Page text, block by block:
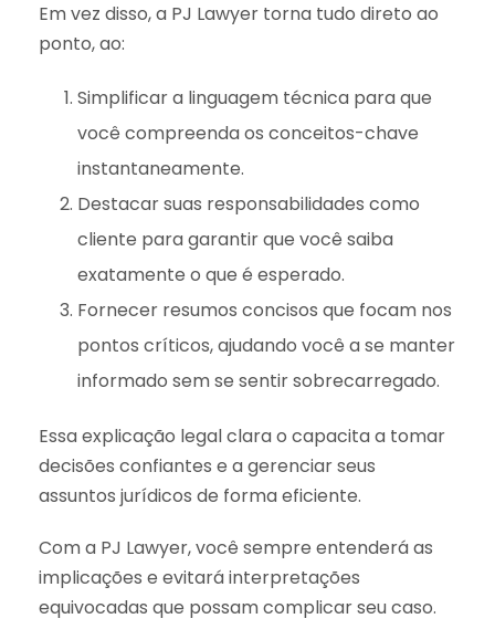
Em vez disso, a PJ Lawyer torna tudo direto ao
ponto, ao:
Simplificar a linguagem técnica para que
você compreenda os conceitos-chave
instantaneamente.
Destacar suas responsabilidades como
cliente para garantir que você saiba
exatamente o que é esperado.
Fornecer resumos concisos que focam nos
pontos críticos, ajudando você a se manter
informado sem se sentir sobrecarregado.
Essa explicação legal clara o capacita a tomar
decisões confiantes e a gerenciar seus
assuntos jurídicos de forma eficiente.
Com a PJ Lawyer, você sempre entenderá as
implicações e evitará interpretações
equivocadas que possam complicar seu caso.